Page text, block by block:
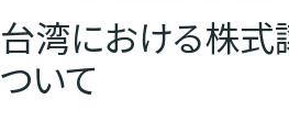
台湾における株式
ついて